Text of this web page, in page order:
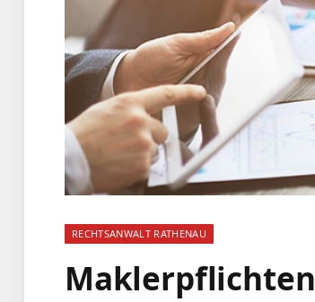
RECHTSANWALT RATHENAU
Maklerpflichten